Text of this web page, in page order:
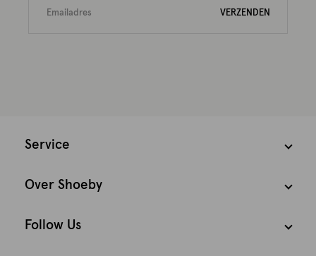
VERZENDEN
Service
Over Shoeby
Follow Us